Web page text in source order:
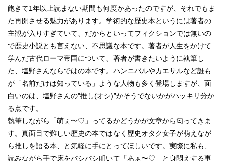
飽きて1年以上読まない期間も何度かあったのですが、それでもま
た再開させる魅力があります。学術的な歴史本というには著者の
主観が入りすぎていて、だからといってフィクションでは無いの
で歴史小説とも言えない、不思議な本です。著者が人生をかけて
学んだ古代ローマ帝国について、著者が書きたいように執筆し
た、塩野さんならではの本です。ハンニバルやカエサルなど誰も
が「名前だけは知っている」ような人物も多く 登場しますが、面
白いのは、塩野さんの"推し(オシ)”かそうでないかがハッキリ分か
る点です。
執筆しながら「萌ぇ〜♡」ってるかどうかが文章から匂ってきま
す。真面目で難しい歴史の本ではなく歴史オタク女子が萌えなが
ら推しを語る本、と気軽に手にとってほしいです。実際に私も、
読みながら手で床をバシバシ叩いて「あぁ〜♡」と身悶えする事